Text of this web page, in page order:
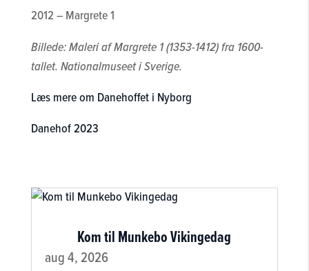
2012 – Margrete 1
Billede: Maleri af Margrete 1 (1353-1412) fra 1600-
tallet. Nationalmuseet i Sverige.
Læs mere om Danehoffet i Nyborg
Danehof 2023
Kom til Munkebo Vikingedag
aug 4, 2026